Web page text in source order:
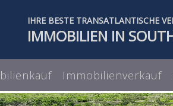
IHRE BESTE TRANSATLANTISCHE
IMMOBILIEN IN
Immobilienverkauf